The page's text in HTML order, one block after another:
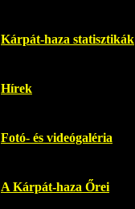
Kárpát-haza statisztikák
Hírek
Fotó- és videógaléria
A Kárpát-haza Őrei